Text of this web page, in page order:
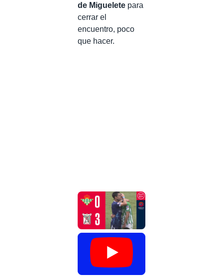
de Miguelete para
cerrar el
encuentro, poco
que hacer.